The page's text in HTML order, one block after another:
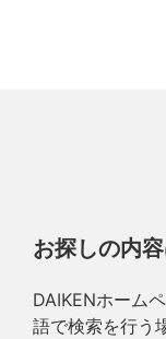
お探しの内
DAIKENホーム
語で検索を行う